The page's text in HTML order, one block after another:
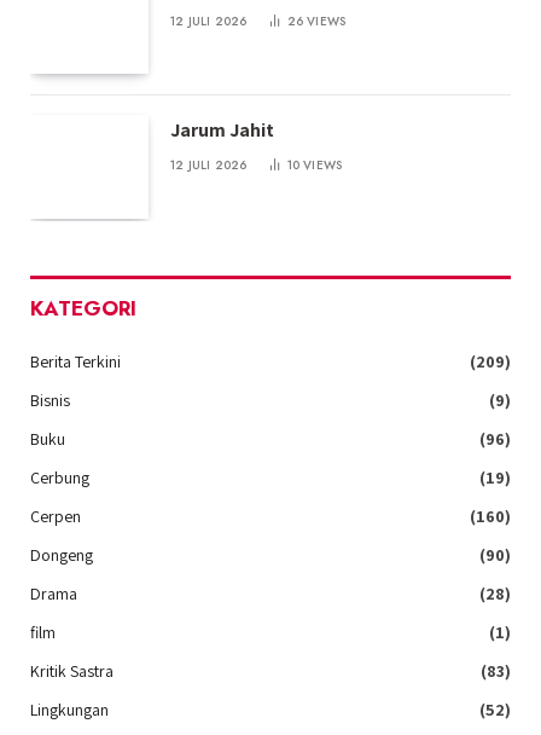
12 JULI 2026 26VIEWS
Jarum Jahit
12 JULI 2026 10VIEWS
KATEGORI
Berita Terkini
(209)
Bisnis
(9)
Buku
(96)
Cerbung
(19)
Cerpen
(160)
Dongeng
(90)
Drama
(28)
film
(1)
Kritik Sastra
(83)
Lingkungan
(52)